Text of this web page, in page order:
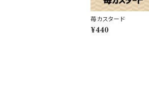
苺カスタード
¥440